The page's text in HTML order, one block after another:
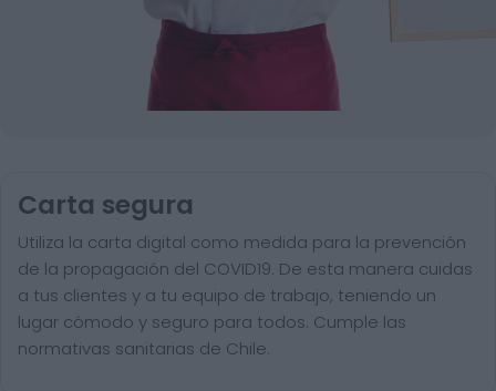
Carta segura
Utiliza la carta digital como medida para la prevención
de la propagación del COVID19. De esta manera cuidas
a tus clientes y a tu equipo de trabajo, teniendo un
lugar cómodo y seguro para todos. Cumple las
normativas sanitarias de Chile.